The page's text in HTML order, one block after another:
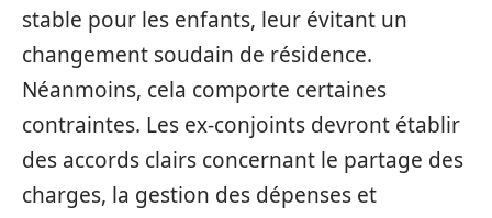
stable pour les enfants, leur évitant un
changement soudain de résidence.
Néanmoins, cela comporte certaines
contraintes. Les ex-conjoints devront établir
des accords clairs concernant le partage des
charges, la gestion des dépenses et